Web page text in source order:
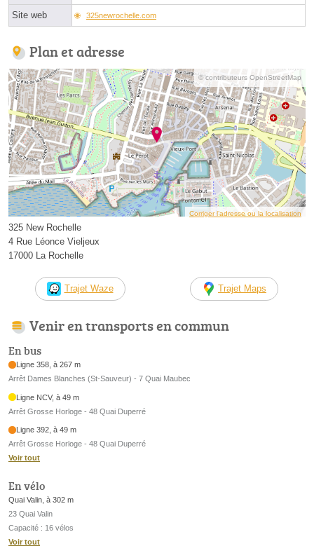
Site web 325newrochelle.com
Plan et adresse
© contributeurs OpenStreetMap
Corriger l’adresse ou la localisation
325 New Rochelle
4 Rue Léonce Vieljeux
17000 La Rochelle
Trajet Waze Trajet Maps
Venir en transports en commun
En bus
Ligne 358, à 267 m
Arrêt Dames Blanches (St-Sauveur) - 7 Quai Maubec
Ligne NCV, à 49 m
Arrêt Grosse Horloge - 48 Quai Duperré
Ligne 392, à 49 m
Arrêt Grosse Horloge - 48 Quai Duperré
Voir tout
En vélo
Quai Valin, à 302 m
23 Quai Valin
Capacité : 16 vélos
Voir tout